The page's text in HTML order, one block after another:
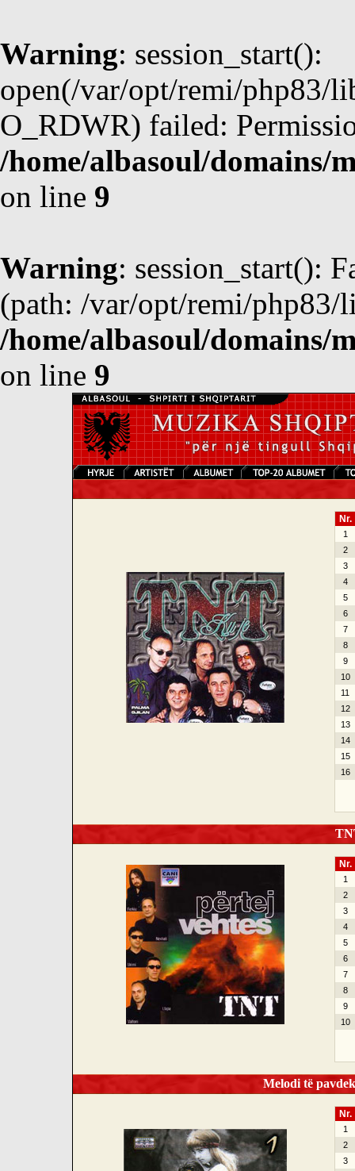
Warning: session_start():
open(/var/opt/remi/php83/
O_RDWR) failed:
/home/albasoul/domains/
on line 9
Warning: session_start():
(path: /var/opt/remi/php83/
/home/albasoul/domains/
on line 9
Nr.
1
2
3
4
5
6
7
8
9
10
11
12
13
14
15
16
Nr.
1
2
3
4
5
6
7
8
9
10
Melodi të
Nr.
1
2
3